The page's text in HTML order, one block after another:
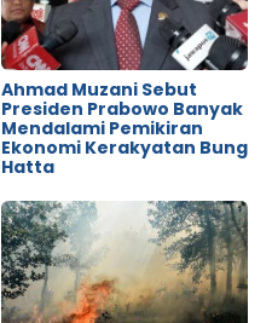
Ahmad Muzani Sebut
Presiden Prabowo Banyak
Mendalami Pemikiran
Ekonomi Kerakyatan Bung
Hatta